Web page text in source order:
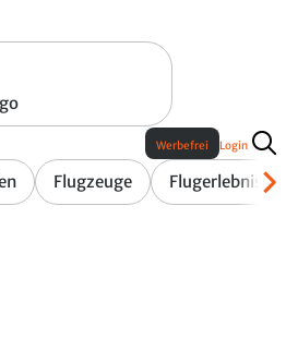
Flugzeuge Flugerlebnis
Werbefrei Login